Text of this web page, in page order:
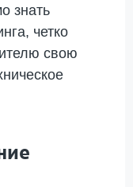
знать
четко
свою